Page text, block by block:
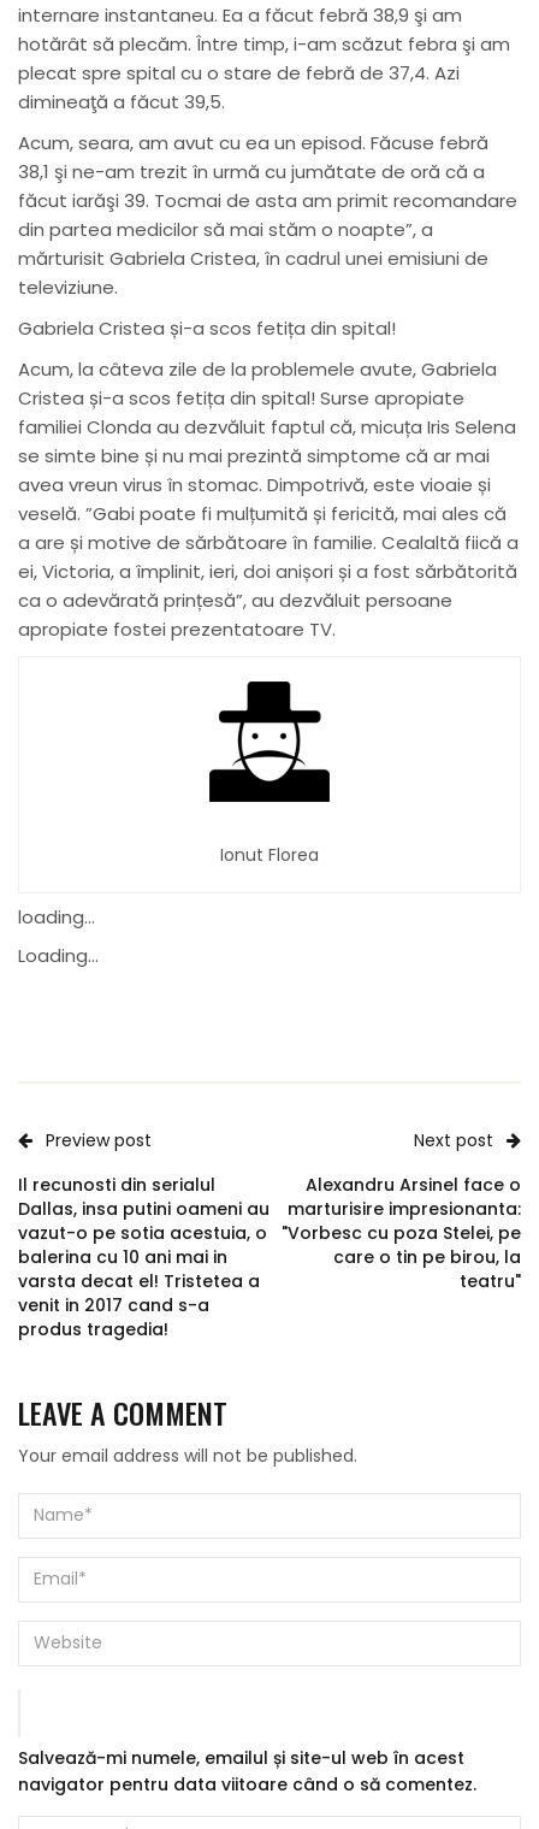
internare instantaneu. Ea a făcut febră 38,9 şi am
hotărât să plecăm. Între timp, i-am scăzut febra şi am
plecat spre spital cu o stare de febră de 37,4. Azi
dimineaţă a făcut 39,5.
Acum, seara, am avut cu ea un episod. Făcuse febră
38,1 şi ne-am trezit în urmă cu jumătate de oră că a
făcut iarăşi 39. Tocmai de asta am primit recomandare
din partea medicilor să mai stăm o noapte”, a
mărturisit Gabriela Cristea, în cadrul unei emisiuni de
televiziune.
Gabriela Cristea și-a scos fetița din spital!
Acum, la câteva zile de la problemele avute, Gabriela
Cristea și-a scos fetița din spital! Surse apropiate
familiei Clonda au dezvăluit faptul că, micuța Iris Selena
se simte bine și nu mai prezintă simptome că ar mai
avea vreun virus în stomac. Dimpotrivă, este vioaie și
veselă. ”Gabi poate fi mulțumită și fericită, mai ales că
a are și motive de sărbătoare în familie. Cealaltă fiică a
ei, Victoria, a împlinit, ieri, doi anișori și a fost sărbătorită
ca o adevărată prințesă”, au dezvăluit persoane
apropiate fostei prezentatoare TV.
Ionut Florea
loading...
Loading...
Preview post
Il recunosti din serialul
Dallas, insa putini oameni au
vazut-o pe sotia acestuia, o
balerina cu 10 ani mai in
varsta decat el! Tristetea a
venit in 2017 cand s-a
produs tragedia!
Next post
Alexandru Arsinel face o
marturisire impresionanta:
"Vorbesc cu poza Stelei, pe
care o tin pe birou, la
teatru"
LEAVE A COMMENT
Your email address will not be published.
Salvează-mi numele, emailul și site-ul web în acest
navigator pentru data viitoare când o să comentez.